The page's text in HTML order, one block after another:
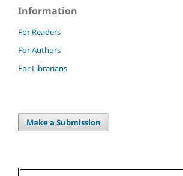
Information
For Readers
For Authors
For Librarians
Make a Submission